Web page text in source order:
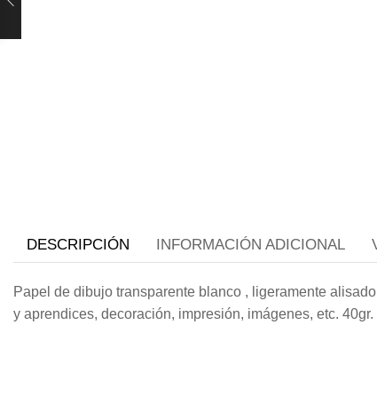
DESCRIPCIÓN INFORMACIÓN ADICIONAL
Papel de dibujo transparente blanco , ligeramente
y aprendices, decoración, impresión, imágenes, etc.